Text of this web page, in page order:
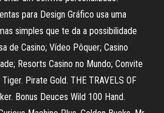
para Design Gráfico usa uma
simples que te da a possibilidade
de Casino; Vídeo Pôquer; Casino
Resorts Casino no Mundo; Convite
Pirate Gold. THE TRAVELS OF
Bonus Deuces Wild 100 Hand.